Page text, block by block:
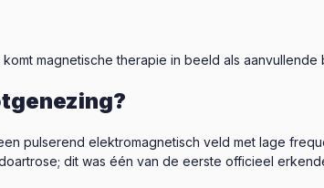
magnetische therapie in beeld als aanvullende
pulserend elektromagnetisch veld met lage
dit was één van de eerste officieel